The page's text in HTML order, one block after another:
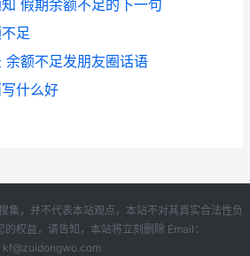
假期余额不足的下一句
足
余额不足发朋友圈话语
什么好
集，并不代表本站观点，本站不对其真实合法性负
权益，请告知，本站将立刻删除 Email：
kf@zuidongwo.com